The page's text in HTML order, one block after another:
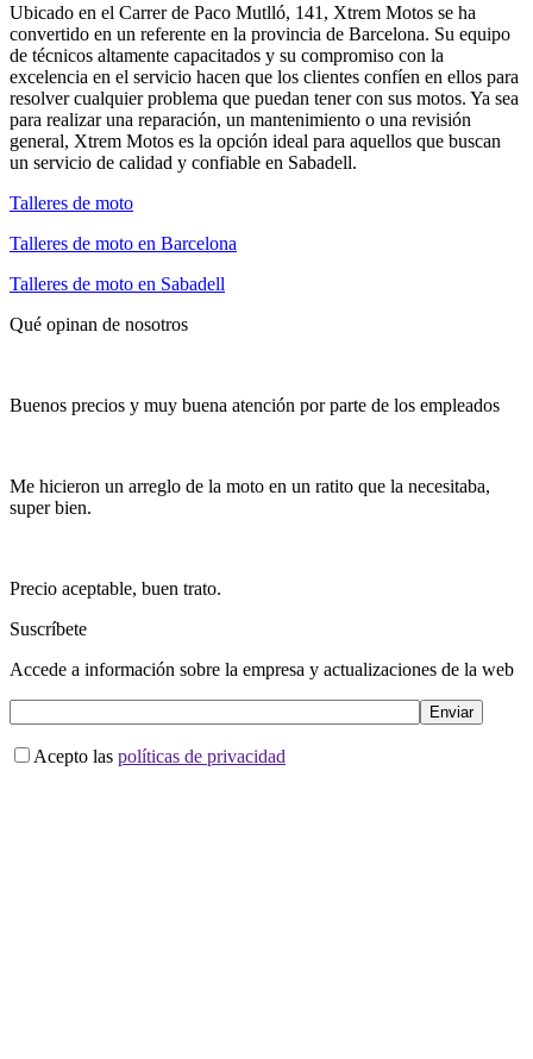
Ubicado en el Carrer de Paco Mutlló, 141, Xtrem Motos se ha
convertido en un referente en la provincia de Barcelona. Su equipo
de técnicos altamente capacitados y su compromiso con la
excelencia en el servicio hacen que los clientes confíen en ellos para
resolver cualquier problema que puedan tener con sus motos. Ya sea
para realizar una reparación, un mantenimiento o una revisión
general, Xtrem Motos es la opción ideal para aquellos que buscan
un servicio de calidad y confiable en Sabadell.
Talleres de moto
Talleres de moto en Barcelona
Talleres de moto en Sabadell
Qué opinan de nosotros
Buenos precios y muy buena atención por parte de los empleados
Me hicieron un arreglo de la moto en un ratito que la necesitaba,
super bien.
Precio aceptable, buen trato.
Suscríbete
Accede a información sobre la empresa y actualizaciones de la web
Acepto las políticas de privacidad